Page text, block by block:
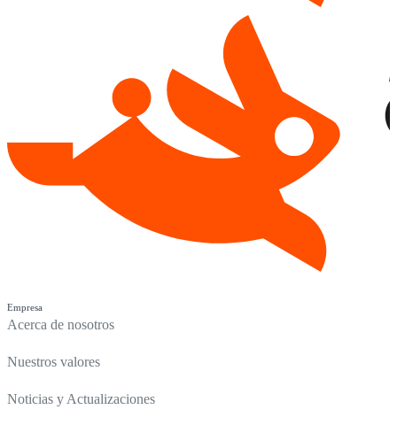
Empresa
Acerca de nosotros
Nuestros valores
Noticias y Actualizaciones